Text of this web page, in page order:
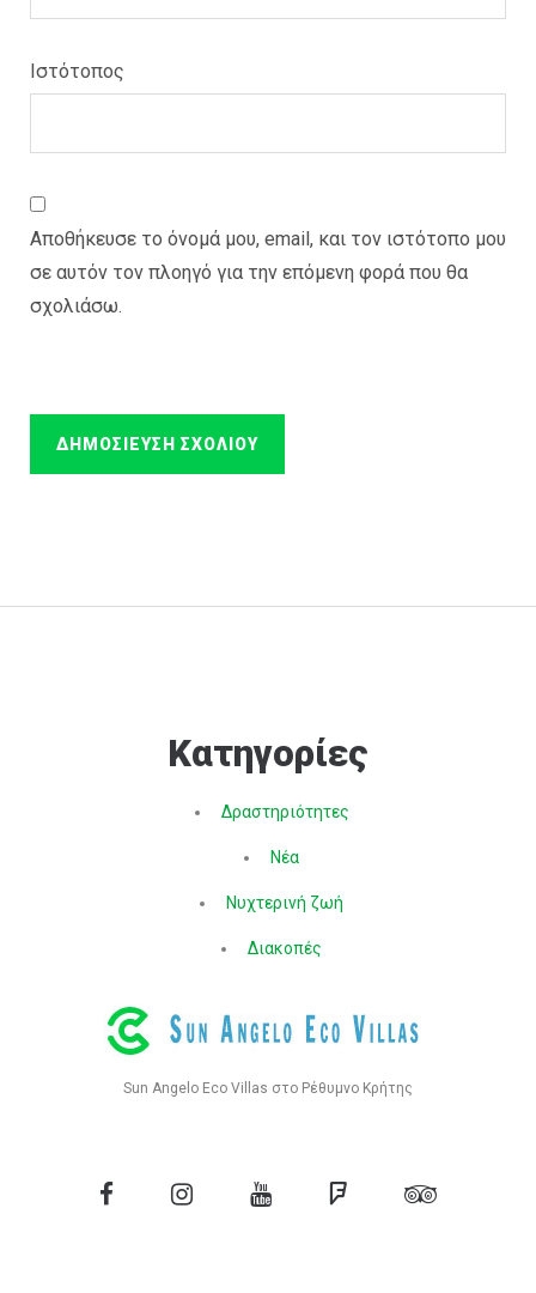
Ιστότοπος
Αποθήκευσε το όνομά μου, email, και τον ιστότοπο μου
σε αυτόν τον πλοηγό για την επόμενη φορά που θα
σχολιάσω.
Κατηγορίες
Δραστηριότητες
Νέα
Νυχτερινή ζωή
Διακοπές
Sun Angelo Eco Villas στο Ρέθυμνο Κρήτης
Facebook ΊνσταγκραμYouTube Τετράγωνο